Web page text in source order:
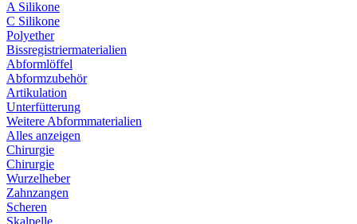
A Silikone
C Silikone
Polyether
Bissregistriermaterialien
Abformlöffel
Abformzubehör
Artikulation
Unterfütterung
Weitere Abformmaterialien
Alles anzeigen
Chirurgie
Chirurgie
Wurzelheber
Zahnzangen
Scheren
Skalpelle